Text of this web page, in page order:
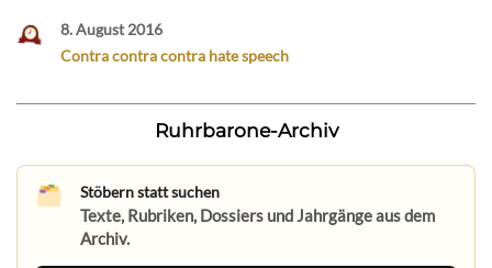
8. August 2016
Contra contra contra hate speech
Ruhrbarone-Archiv
Stöbern statt suchen
Texte, Rubriken, Dossiers und Jahrgänge aus dem
Archiv.